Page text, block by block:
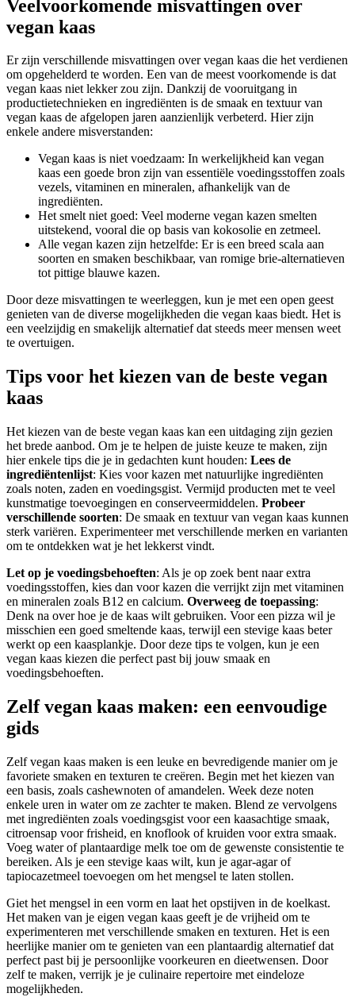
Veelvoorkomende misvattingen over
vegan kaas
Er zijn verschillende misvattingen over vegan kaas die het verdienen
om opgehelderd te worden. Een van de meest voorkomende is dat
vegan kaas niet lekker zou zijn. Dankzij de vooruitgang in
productietechnieken en ingrediënten is de smaak en textuur van
vegan kaas de afgelopen jaren aanzienlijk verbeterd. Hier zijn
enkele andere misverstanden:
Vegan kaas is niet voedzaam: In werkelijkheid kan vegan
kaas een goede bron zijn van essentiële voedingsstoffen zoals
vezels, vitaminen en mineralen, afhankelijk van de
ingrediënten.
Het smelt niet goed: Veel moderne vegan kazen smelten
uitstekend, vooral die op basis van kokosolie en zetmeel.
Alle vegan kazen zijn hetzelfde: Er is een breed scala aan
soorten en smaken beschikbaar, van romige brie-alternatieven
tot pittige blauwe kazen.
Door deze misvattingen te weerleggen, kun je met een open geest
genieten van de diverse mogelijkheden die vegan kaas biedt. Het is
een veelzijdig en smakelijk alternatief dat steeds meer mensen weet
te overtuigen.
Tips voor het kiezen van de beste vegan
kaas
Het kiezen van de beste vegan kaas kan een uitdaging zijn gezien
het brede aanbod. Om je te helpen de juiste keuze te maken, zijn
hier enkele tips die je in gedachten kunt houden: Lees de
ingrediëntenlijst: Kies voor kazen met natuurlijke ingrediënten
zoals noten, zaden en voedingsgist. Vermijd producten met te veel
kunstmatige toevoegingen en conserveermiddelen. Probeer
verschillende soorten: De smaak en textuur van vegan kaas kunnen
sterk variëren. Experimenteer met verschillende merken en varianten
om te ontdekken wat je het lekkerst vindt.
Let op je voedingsbehoeften: Als je op zoek bent naar extra
voedingsstoffen, kies dan voor kazen die verrijkt zijn met vitaminen
en mineralen zoals B12 en calcium. Overweeg de toepassing:
Denk na over hoe je de kaas wilt gebruiken. Voor een pizza wil je
misschien een goed smeltende kaas, terwijl een stevige kaas beter
werkt op een kaasplankje. Door deze tips te volgen, kun je een
vegan kaas kiezen die perfect past bij jouw smaak en
voedingsbehoeften.
Zelf vegan kaas maken: een eenvoudige
gids
Zelf vegan kaas maken is een leuke en bevredigende manier om je
favoriete smaken en texturen te creëren. Begin met het kiezen van
een basis, zoals cashewnoten of amandelen. Week deze noten
enkele uren in water om ze zachter te maken. Blend ze vervolgens
met ingrediënten zoals voedingsgist voor een kaasachtige smaak,
citroensap voor frisheid, en knoflook of kruiden voor extra smaak.
Voeg water of plantaardige melk toe om de gewenste consistentie te
bereiken. Als je een stevige kaas wilt, kun je agar-agar of
tapiocazetmeel toevoegen om het mengsel te laten stollen.
Giet het mengsel in een vorm en laat het opstijven in de koelkast.
Het maken van je eigen vegan kaas geeft je de vrijheid om te
experimenteren met verschillende smaken en texturen. Het is een
heerlijke manier om te genieten van een plantaardig alternatief dat
perfect past bij je persoonlijke voorkeuren en dieetwensen. Door
zelf te maken, verrijk je je culinaire repertoire met eindeloze
mogelijkheden.